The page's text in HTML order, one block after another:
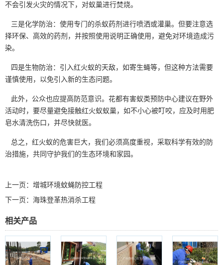
不会引发火灾的情况下，对蚁巢进行焚烧。
三是化学防治：使用专门的杀蚁药剂进行喷洒或灌巢。但要注意选
择环保、高效的药剂，并按照使用说明正确使用，避免对环境造成污
染。
四是生物防治：引入红火蚁的天敌，如寄生蝇等，但这种方法需要
谨慎使用，以免引入新的生态问题。
此外，公众也应提高防范意识。花都有害蚁类预防中心建议在野外
活动时，要尽量避免接触红火蚁蚁巢，如不小心被叮咬，应及时用肥
皂水清洗伤口，并尽快就医。
总之，红火蚁的危害巨大，我们必须高度重视，采取科学有效的防
治措施，共同守护我们的生态环境和家园。
上一页： 增城环境蚊蝇防控工程
下一页： 海珠登革热消杀工程
相关产品